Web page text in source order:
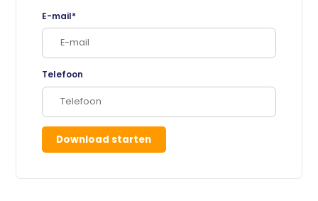
E-mail*
Telefoon
Download starten